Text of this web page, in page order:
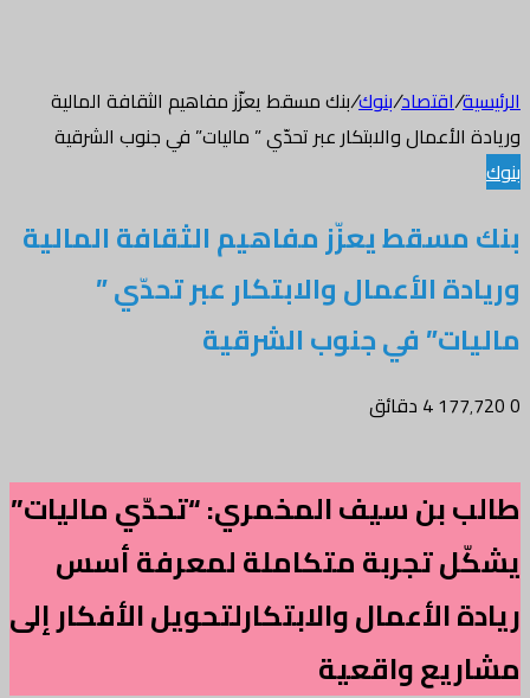
الرئيسية/اقتصاد/بنوك/بنك مسقط يعزّز مفاهيم الثقافة المالية
وريادة الأعمال والابتكار عبر تحدّي ” ماليات” في جنوب الشرقية
بنوك
بنك مسقط يعزّز مفاهيم الثقافة المالية
وريادة الأعمال والابتكار عبر تحدّي ”
ماليات” في جنوب الشرقية
0 4 دقائق
طالب بن سيف المخمري: “تحدّي ماليات”
يشكّل تجربة متكاملة لمعرفة أسس
ريادة الأعمال والابتكارلتحويل الأفكار إلى
مشاريع واقعية